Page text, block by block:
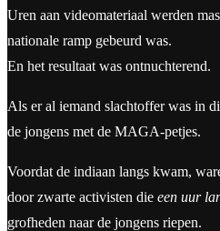
Uren aan videomateriaal werden
nationale ramp gebeurd was.
En het resultaat was ontnuchterend.
Als er al iemand slachtoffer was in
de jongens met de MAGA-petjes.
Voordat de indiaan langs kwam,
door zwarte activisten die een uur
grofheden naar de jongens riepen.